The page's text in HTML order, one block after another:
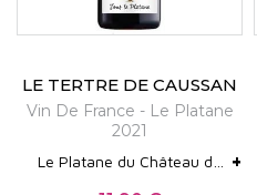
LE TERTRE DE CAUSSAN
Vin De France - Le Platane
2021
Le Platane du Château du
+